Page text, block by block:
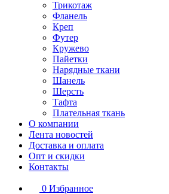
Трикотаж
Фланель
Креп
Футер
Кружево
Пайетки
Нарядные ткани
Шанель
Шерсть
Тафта
Плательная ткань
О компании
Лента новостей
Доставка и оплата
Опт и скидки
Контакты
0 Избранное